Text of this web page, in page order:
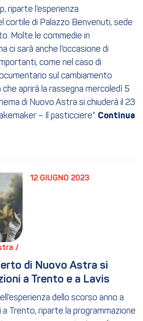
riparte l’esperienza
cortile di Palazzo Benvenuti, sede
Molte le commedie in
ci sarà anche l’occasione di
come nel caso di
sul cambiamento
che aprirà la rassegna mercoledì 5
di Nuovo Astra si chiuderà il 23
– Il pasticciere”.
12 GIUGNO 2023
/
di Nuovo Astra si
a Trento e a Lavis
dello scorso anno a
Trento, riparte la programmazione